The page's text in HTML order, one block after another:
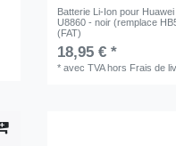
Batterie Li-Ion pour
U8860 - noir (remplace
(FAT)
18,95 € *
*avec TVAhors Frais de